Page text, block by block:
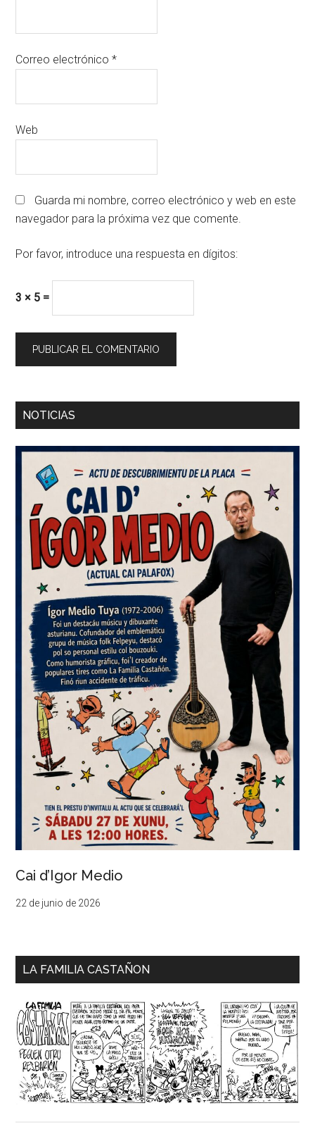
Correo electrónico*
Web
Guarda mi nombre, correo electrónico y web en este
navegador para la próxima vez que comente.
Por favor, introduce una respuesta en dígitos:
3 × 5 =
Barra
principal
NOTICIAS
Cai d’Igor Medio
22 de junio de 2026
LA FAMILIA CASTAÑON